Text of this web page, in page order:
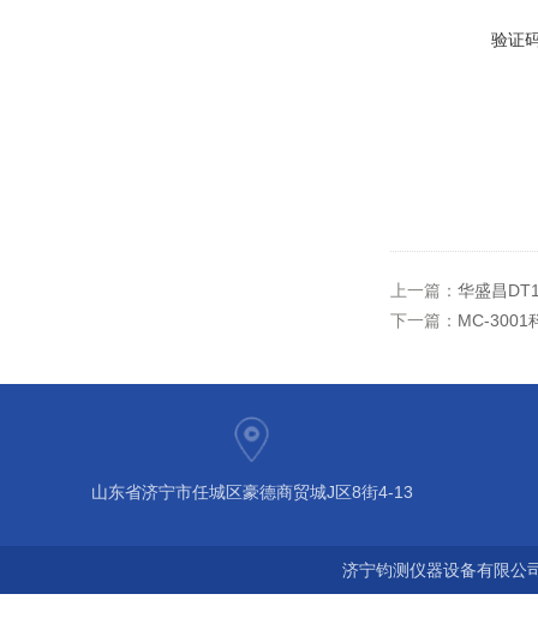
验证
上一篇： 华盛昌
下一篇： MC-3001
山东省济宁市任城区豪德商贸城J区8街4-13
济宁钧测仪器设备有限